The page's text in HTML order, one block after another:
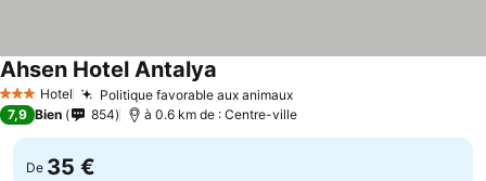
3 ÉtoilesHotel Politique favorable aux animaux
Ahsen Hotel Antalya
7,9 Bien 854 à 0.6 km de : Centre-ville
De 35 €